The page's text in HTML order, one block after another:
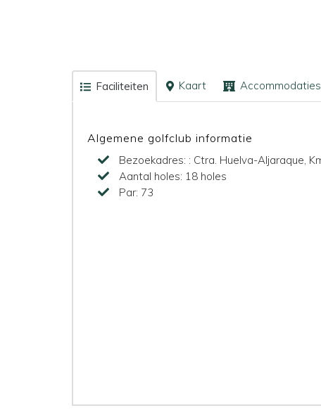
Faciliteiten Kaart Accommodaties
Algemene golfclub informatie
Bezoekadres: : Ctra. Huelva-Aljaraque,
Aantal holes: 18 holes
Par: 73